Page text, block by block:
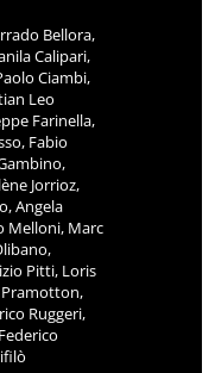
Bellora,
Calipari,
Ciambi,
Leo
Farinella,
Fabio
Jorrioz,
Angela
Melloni, Marc
Pitti, Loris
Ruggeri,